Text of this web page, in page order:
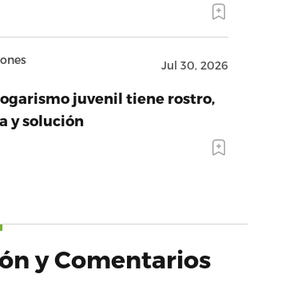
Jul 30, 2026
juvenil tiene rostro,
y solución
y Comentarios